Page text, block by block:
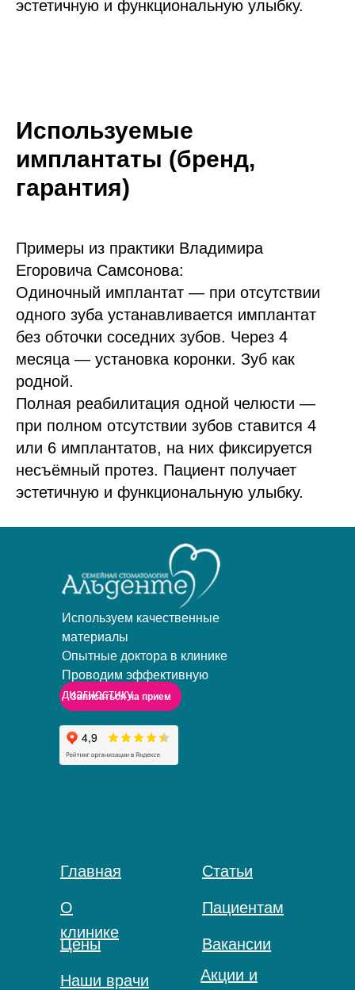
эстетичную и функциональную улыбку.
Используемые
имплантаты (бренд,
гарантия)
Примеры из практики Владимира
Егоровича Самсонова:
Одиночный имплантат — при отсутствии
одного зуба устанавливается имплантат
без обточки соседних зубов. Через 4
месяца — установка коронки. Зуб как
родной.
Полная реабилитация одной челюсти —
при полном отсутствии зубов ставится 4
или 6 имплантатов, на них фиксируется
несъёмный протез. Пациент получает
эстетичную и функциональную улыбку.
Главная
О
клинике
Цены
Наши врачи
Статьи
Пациентам
Вакансии
Записаться на прием
Акции и
Используем качественные
материалы
Опытные доктора в клинике
Проводим эффективную
диагностику